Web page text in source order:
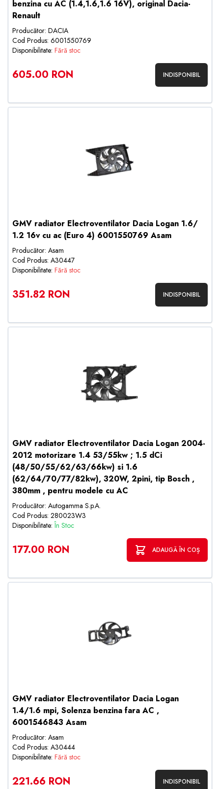
benzina cu AC (1.4,1.6,1.6 16V), original Dacia-
Renault
Producător: DACIA
Cod Produs: 6001550769
Disponibilitate: Fără stoc
605.00 RON INDISPONIBIL
GMV radiator Electroventilator Dacia Logan 1.6/
1.2 16v cu ac (Euro 4) 6001550769 Asam
Producător: Asam
Cod Produs: A30447
Disponibilitate: Fără stoc
351.82 RON INDISPONIBIL
GMV radiator Electroventilator Dacia Logan 2004-
2012 motorizare 1.4 53/55kw ; 1.5 dCi
(48/50/55/62/63/66kw) si 1.6
(62/64/70/77/82kw), 320W, 2pini, tip Bosch ,
380mm , pentru modele cu AC
Producător: Autogamma S.p.A.
Cod Produs: 280023W3
Disponibilitate:În Stoc
177.00 RON ADAUGĂ ÎN COȘ
GMV radiator Electroventilator Dacia Logan
1.4/1.6 mpi, Solenza benzina fara AC ,
6001546843 Asam
Producător: Asam
Cod Produs: A30444
Disponibilitate: Fără stoc
221.66 RON INDISPONIBIL